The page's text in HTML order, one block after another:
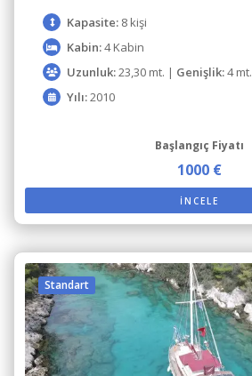
Kapasite: 8 kişi
Kabin:4 Kabin
Uzunluk:23,30 mt. | Genişlik:4 mt.
Yılı:2010
Başlangıç Fiyatı
1000 €
İNCELE
Standart